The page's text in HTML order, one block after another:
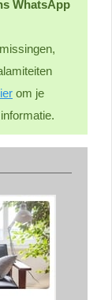
WhatsApp
om je